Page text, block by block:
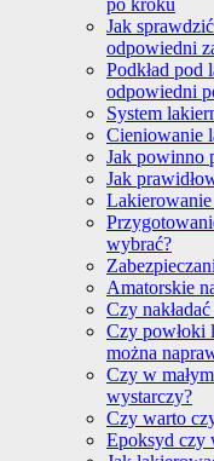
po kroku
Jak
odpowiedni
Podkład pod
odpowiedni
System
Cieniowanie
Jak powinno
Jak
wybrać?
Amatorskie
Czy
Czy powłoki
można
Czy w
wystarczy?
Czy warto
Epoksyd czy